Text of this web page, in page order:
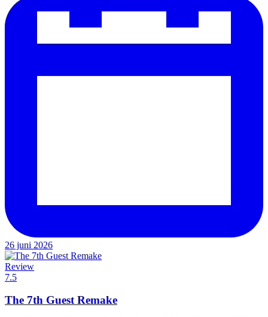
26 juni 2026
Review
7.5
The 7th Guest Remake